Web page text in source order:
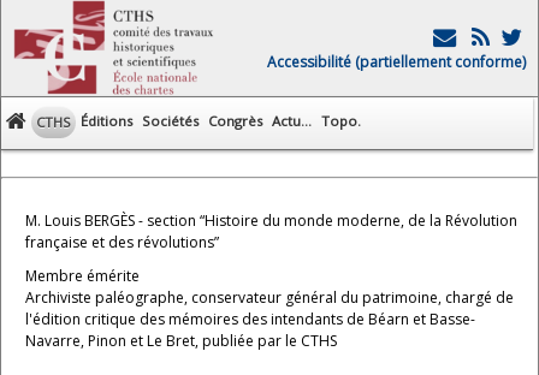
Accessibilité (partiellement conforme)
CTHS Éditions Sociétés Congrès Actu... Topo.
M. Louis BERGÈS - section “Histoire du monde moderne, de la Révolution
française et des révolutions”
Membre émérite
Archiviste paléographe, conservateur général du patrimoine, chargé de
l'édition critique des mémoires des intendants de Béarn et Basse-
Navarre, Pinon et Le Bret, publiée par le CTHS